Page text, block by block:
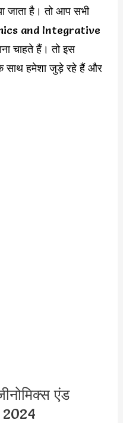
जाता है। तो आप सभी
and Integrative
चाहते हैं। तो इस
साथ हमेशा जुड़े रहे हैं और
एंड
2024